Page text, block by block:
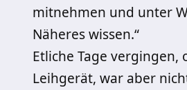
mitnehmen und unter
Näheres wissen.“
Etliche Tage vergingen,
Leihgerät, war aber